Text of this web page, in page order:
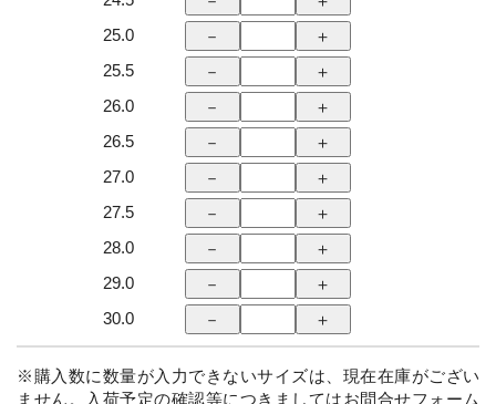
25.0
25.5
26.0
26.5
27.0
27.5
28.0
29.0
30.0
※購入数に数量が入力できないサイズは、現在在庫がござい
ません。入荷予定の確認等につきましてはお問合せフォーム